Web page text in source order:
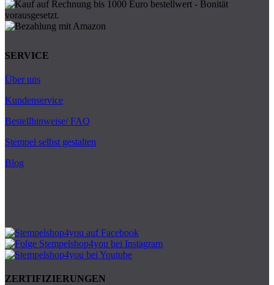
SERVICE
Über uns
Kundenservice
Bestellhinweise/ FAQ
Stempel selbst gestalten
Blog
ZERTIFIZIERUNGEN